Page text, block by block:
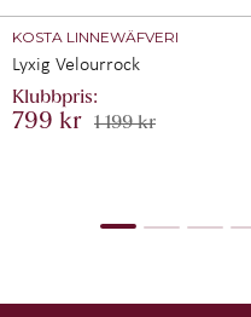
Lyxig Velourrock
KOSTA LINNEWÄFVERI
799 kr 1 199 kr